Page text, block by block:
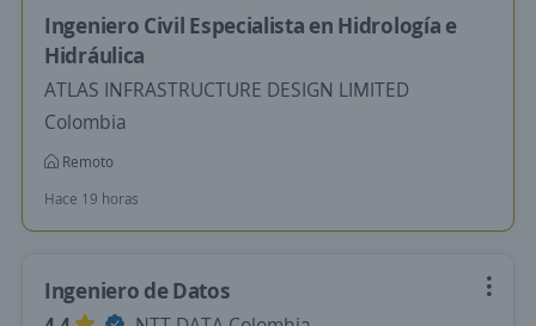
Ingeniero Civil Especialista en Hidrología e
Hidráulica
ATLAS INFRASTRUCTURE DESIGN LIMITED
Colombia
Remoto
Hace 19 horas
Ingeniero de Datos